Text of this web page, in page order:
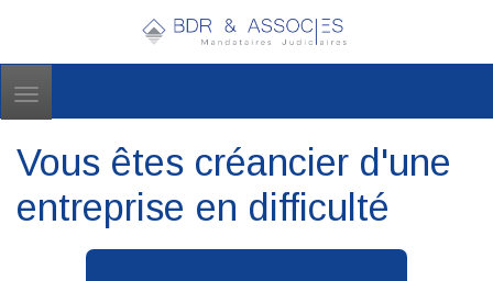
Toggle
Vous êtes créancier d'une
entreprise en difficulté